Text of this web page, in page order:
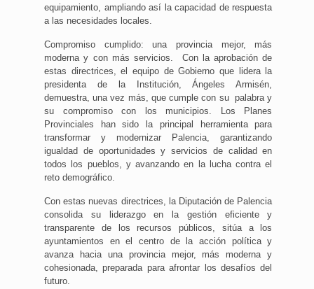
equipamiento, ampliando así la capacidad de respuesta
a las necesidades locales.
Compromiso cumplido: una provincia mejor, más
moderna y con más servicios. Con la aprobación de
estas directrices, el equipo de Gobierno que lidera la
presidenta de la Institución, Ángeles Armisén,
demuestra, una vez más, que cumple con su palabra y
su compromiso con los municipios. Los Planes
Provinciales han sido la principal herramienta para
transformar y modernizar Palencia, garantizando
igualdad de oportunidades y servicios de calidad en
todos los pueblos, y avanzando en la lucha contra el
reto demográfico.
Con estas nuevas directrices, la Diputación de Palencia
consolida su liderazgo en la gestión eficiente y
transparente de los recursos públicos, sitúa a los
ayuntamientos en el centro de la acción política y
avanza hacia una provincia mejor, más moderna y
cohesionada, preparada para afrontar los desafíos del
futuro.